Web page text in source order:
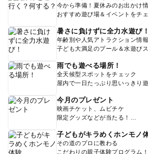
今から準備！夏休みのお出かけ
おすすめ遊び場＆イベントをチェ
暑さに負けずに全力水遊び！
年齢別や人気アトラクション情
子ども大満足のプール＆水遊び
雨でも遊べる場所！
全天候型スポットをチェック
屋内で一日たっぷり思いっきり
今月のプレゼント
映画チケット、ムビチケ
限定グッズなどが当たる！
子どもがキラめくホンモノ
その道のプロに教わる
こだわりの親子体験プログラム！